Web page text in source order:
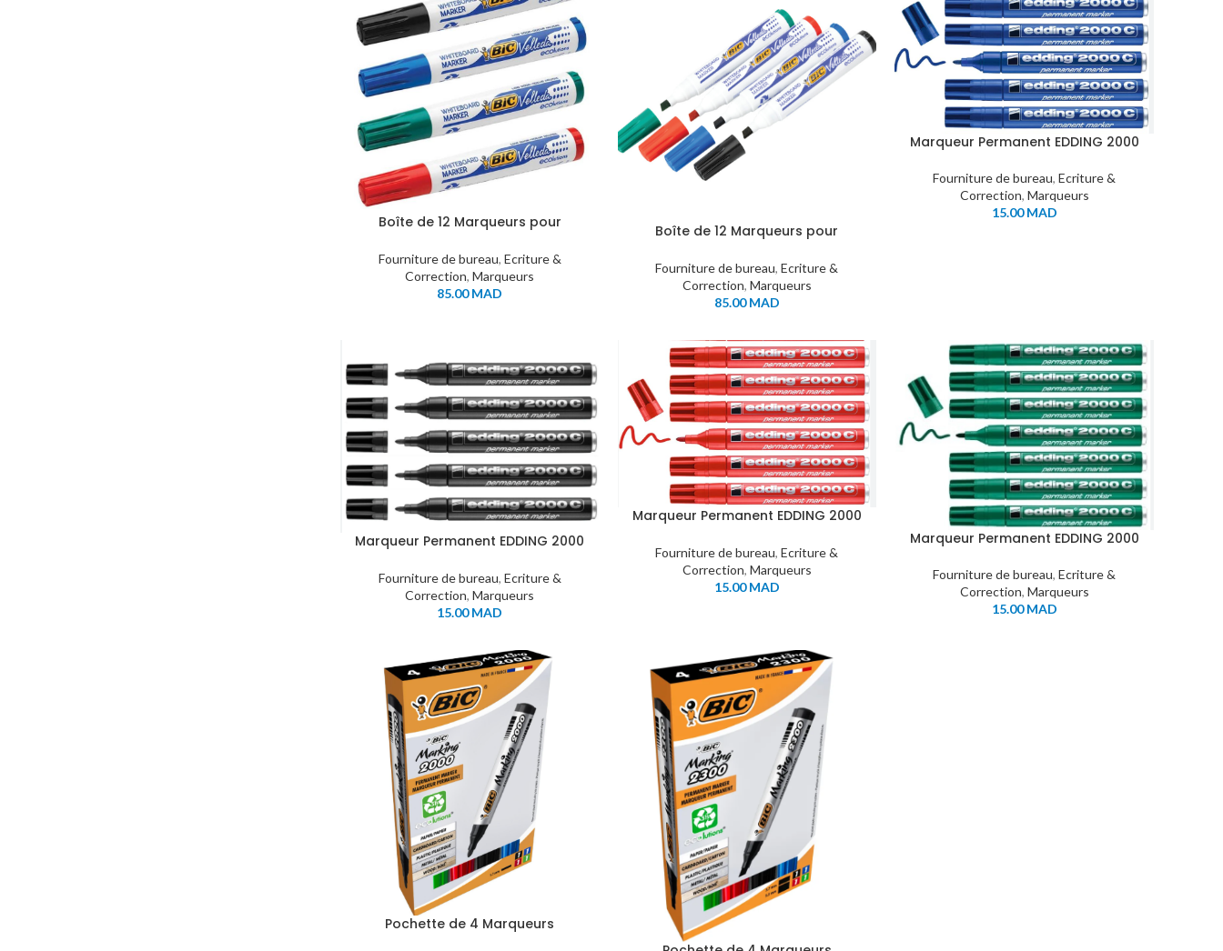
Boîte de 12 Marqueurs pour
Ronde D/C
Fourniture de bureau, Ecriture &
Correction,Marqueurs
85.00MAD
Boîte de 12 Marqueurs pour
Fourniture de bureau,Ecriture &
Correction, Marqueurs
85.00MAD
Marqueur Permanent EDDING 2000
Fourniture de bureau,Ecriture &
Correction, Marqueurs
15.00MAD
Marqueur Permanent EDDING 2000
Fourniture de bureau, Ecriture &
Correction,Marqueurs
15.00MAD
Marqueur Permanent EDDING 2000
Fourniture de bureau,Ecriture &
Correction, Marqueurs
15.00MAD
Marqueur Permanent EDDING 2000
Fourniture de bureau,Ecriture &
Correction, Marqueurs
15.00MAD
Pochette de 4 Marqueurs